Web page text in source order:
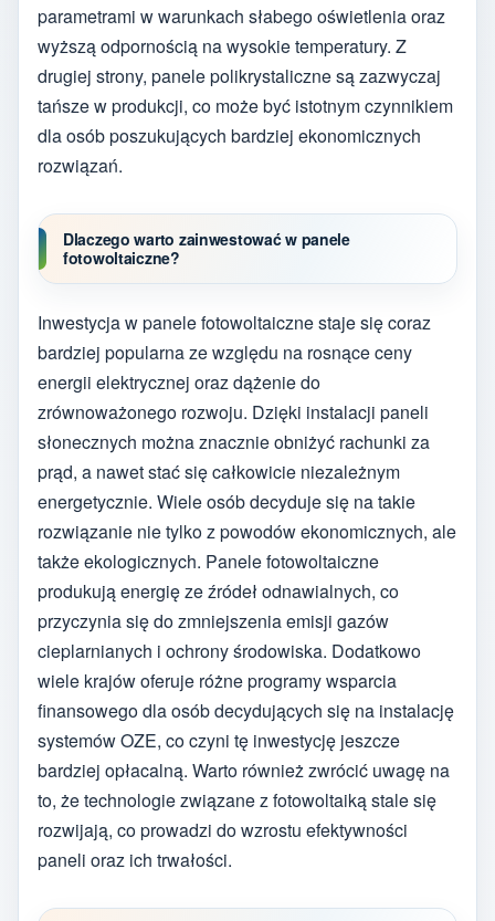
parametrami w warunkach słabego oświetlenia oraz
wyższą odpornością na wysokie temperatury. Z
drugiej strony, panele polikrystaliczne są zazwyczaj
tańsze w produkcji, co może być istotnym czynnikiem
dla osób poszukujących bardziej ekonomicznych
rozwiązań.
Dlaczego warto zainwestować w panele
fotowoltaiczne?
Inwestycja w panele fotowoltaiczne staje się coraz
bardziej popularna ze względu na rosnące ceny
energii elektrycznej oraz dążenie do
zrównoważonego rozwoju. Dzięki instalacji paneli
słonecznych można znacznie obniżyć rachunki za
prąd, a nawet stać się całkowicie niezależnym
energetycznie. Wiele osób decyduje się na takie
rozwiązanie nie tylko z powodów ekonomicznych, ale
także ekologicznych. Panele fotowoltaiczne
produkują energię ze źródeł odnawialnych, co
przyczynia się do zmniejszenia emisji gazów
cieplarnianych i ochrony środowiska. Dodatkowo
wiele krajów oferuje różne programy wsparcia
finansowego dla osób decydujących się na instalację
systemów OZE, co czyni tę inwestycję jeszcze
bardziej opłacalną. Warto również zwrócić uwagę na
to, że technologie związane z fotowoltaiką stale się
rozwijają, co prowadzi do wzrostu efektywności
paneli oraz ich trwałości.